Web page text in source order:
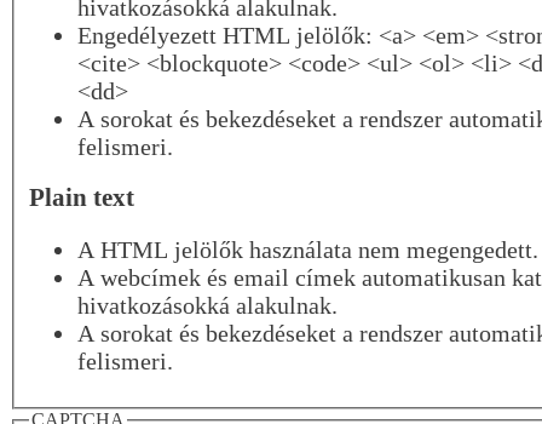
hivatkozásokká alakulnak.
Engedélyezett HTML jelölők: <a> <em>
<cite> <blockquote> <code> <ul> <ol> <li>
<dd>
A sorokat és bekezdéseket a rendszer
felismeri.
Plain text
A HTML jelölők használata nem megengedett.
A webcímek és email címek automatikusan
hivatkozásokká alakulnak.
A sorokat és bekezdéseket a rendszer
felismeri.
CAPTCHA